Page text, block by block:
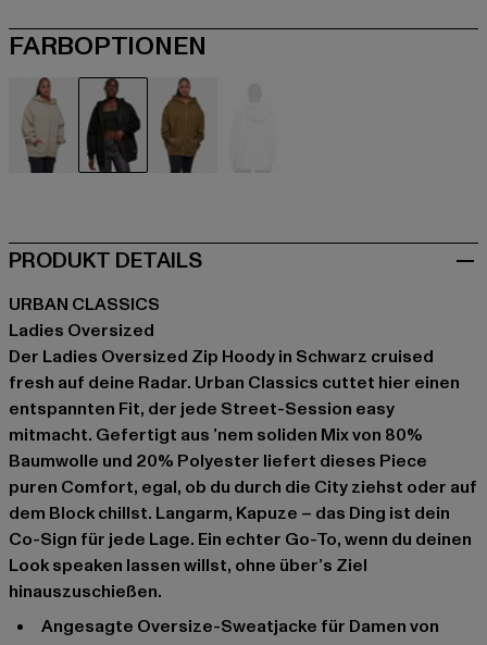
FARBOPTIONEN
PRODUKT DETAILS
URBAN CLASSICS
Ladies Oversized
Der Ladies Oversized Zip Hoody in Schwarz cruised
fresh auf deine Radar. Urban Classics cuttet hier einen
entspannten Fit, der jede Street-Session easy
mitmacht. Gefertigt aus ’nem soliden Mix von 80%
Baumwolle und 20% Polyester liefert dieses Piece
puren Comfort, egal, ob du durch die City ziehst oder auf
dem Block chillst. Langarm, Kapuze – das Ding ist dein
Co-Sign für jede Lage. Ein echter Go-To, wenn du deinen
Look speaken lassen willst, ohne über’s Ziel
hinauszuschießen.
Angesagte Oversize-Sweatjacke für Damen von